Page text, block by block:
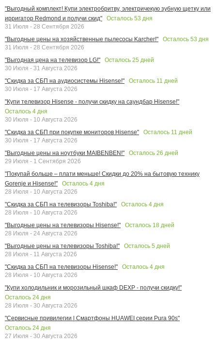
"Выгодный комплект! Купи электробритву, электричекую зубную щетку или
ирригатор Redmond и получи скид"
Осталось 53 дня
31 Июля - 28 Сентября 2026
"Выгодные цены на хозяйственные пылесосы Karcher!"
Осталось 53 дня
31 Июля - 28 Сентября 2026
"Выгодная цена на телевизор LG!"
Осталось 25 дней
30 Июля - 31 Августа 2026
"Скидка за СБП на аудиосистемы Hisense!"
Осталось 11 дней
30 Июля - 17 Августа 2026
"Купи телевизор Hisense - получи скидку на саундбар Hisense!"
Осталось 4 дня
30 Июля - 10 Августа 2026
"Скидка за СБП при покупке мониторов Hisense"
Осталось 11 дней
30 Июля - 17 Августа 2026
"Выгодные цены на ноутбуки MAIBENBEN!"
Осталось 26 дней
29 Июля - 1 Сентября 2026
"Покупай больше – плати меньше! Скидки до 20% на бытовую технику
Gorenje и Hisense!"
Осталось 4 дня
28 Июля - 10 Августа 2026
"Скидка за СБП на телевизоры Toshiba!"
Осталось 4 дня
28 Июля - 10 Августа 2026
"Выгодные цены на телевизоры Hisense!"
Осталось 18 дней
28 Июля - 24 Августа 2026
"Выгодные цены на телевизоры Toshiba!"
Осталось 5 дней
28 Июля - 11 Августа 2026
"Скидка за СБП на телевизоры Hisense!"
Осталось 4 дня
28 Июля - 10 Августа 2026
"Купи холодильник и морозильный шкаф DEXP - получи скидку!"
Осталось 24 дня
28 Июля - 30 Августа 2026
"Сервисные привилегии | Смартфоны HUAWEI серии Pura 90s"
Осталось 24 дня
27 Июля - 30 Августа 2026